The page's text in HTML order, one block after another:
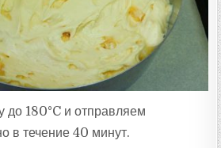
до 180°C и отправляем
в течение 40 минут.